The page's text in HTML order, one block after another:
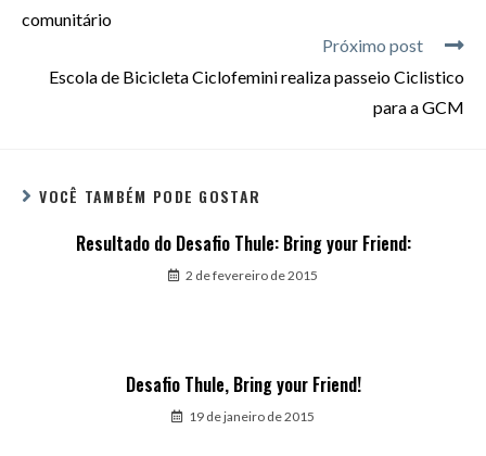
comunitário
Próximo post
Escola de Bicicleta Ciclofemini realiza passeio Ciclistico
para a GCM
VOCÊ TAMBÉM PODE GOSTAR
Resultado do Desafio Thule: Bring your Friend:
2 de fevereiro de 2015
Desafio Thule, Bring your Friend!
19 de janeiro de 2015